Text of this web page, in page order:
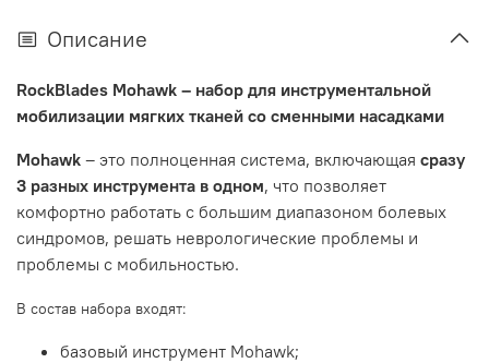
Описание
RockBlades Mohawk – набор для инструментальной
мобилизации мягких тканей со сменными насадками
Mohawk – это полноценная система, включающая сразу
3 разных инструмента в одном, что позволяет
комфортно работать с большим диапазоном болевых
синдромов, решать неврологические проблемы и
проблемы с мобильностью.
В состав набора входят:
базовый инструмент Mohawk;